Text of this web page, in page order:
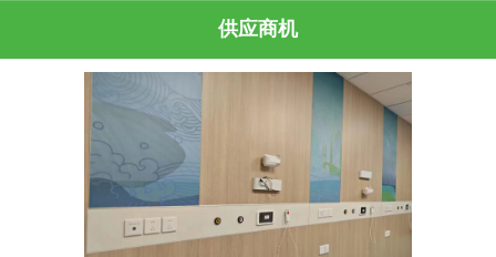
供应商机